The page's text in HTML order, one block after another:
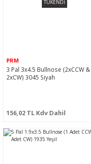
TÜKENDİ
PRM
3 Pal 3x4.5 Bullnose (2xCCW &
2xCW) 3045 Siyah
156,02 TL Kdv Dahil